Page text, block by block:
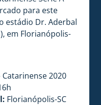
para este
estádio Dr. Aderbal
em Florianópolis-
2020
Florianópolis-SC